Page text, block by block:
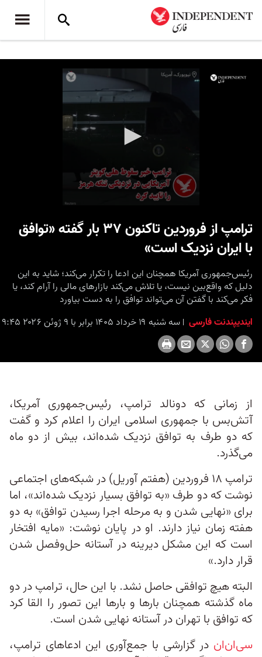
ترامپ از فروردین تاکنون ۳۷ بار گفته «توافق
با ایران نزدیک است»
رئیس‌جمهوری آمریکا همچنان این ادعا را تکرار می‌کند؛ شاید به این
دلیل که واقع‌بین نیست، یا تلاش می‌کند بازارهای مالی را آرام کند، یا
فکر می‌کند با گفتن آن می‌تواند توافق را به دست بیاورد
ایندیپندنت فارسی سه شنبه ۱۹ خرداد ۱۴۰۵ برابر با ۹ ژوئن ۲۰۲۶ ۹:۴۵
از زمانی که دونالد ترامپ، رئیس‌جمهوری آمریکا،
آتش‌بس با جمهوری اسلامی ایران را اعلام کرد و گفت
که دو طرف به توافق نزدیک شده‌اند، بیش از دو ماه
می‌گذرد.
ترامپ ۱۸ فروردین (هفتم آوریل) در شبکه‌های اجتماعی
نوشت که دو طرف «به توافق بسیار نزدیک شده‌اند»، اما
برای «نهایی شدن و به مرحله اجرا رسیدن توافق» به دو
هفته زمان نیاز دارند. او در پایان نوشت: «مایه افتخار
است که این مشکل دیرینه در آستانه حل‌وفصل شدن
قرار دارد.»
البته هیچ توافقی حاصل نشد. با این حال، ترامپ در دو
ماه گذشته همچنان بارها و بارها این تصور را القا کرد
که توافق با تهران در آستانه نهایی شدن است.
سی‌ان‌ان در گزارشی با جمع‌آوری این ادعاهای ترامپ،